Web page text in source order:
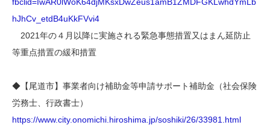
hJhCv_etdB4uKkFVvi4
2021年の４月以降に実施される緊急事態措置又はまん延防止
等重点措置の緩和措置
◆【尾道市】事業者向け補助金等申請サポート補助金（社会保険
労務士、行政書士）
https://www.city.onomichi.hiroshima.jp/soshiki/26/33981.html